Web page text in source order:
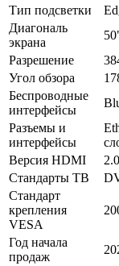
Тип подсветки
Диагональ
экрана
Разрешение
Угол обзора
Беспроводные
интерфейсы
Разъемы и
интерфейсы
Версия HDMI
2.0
Стандарты ТВ
Стандарт
крепления
VESA
Год начала
продаж